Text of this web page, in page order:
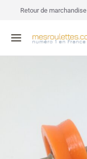
Retour de marchandise